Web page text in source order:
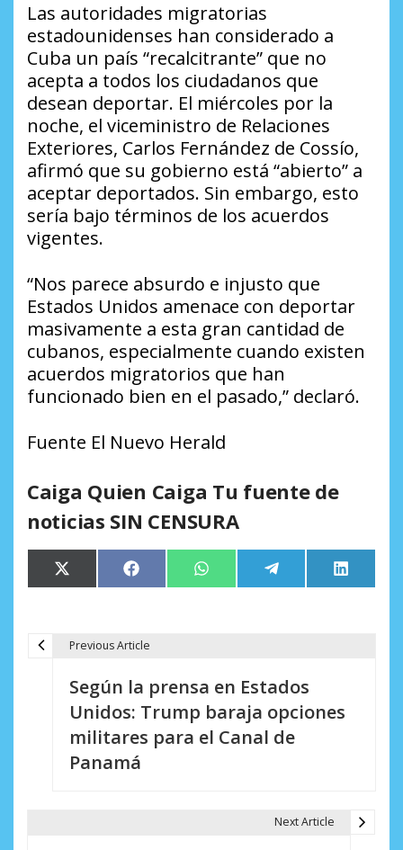
Las autoridades migratorias
estadounidenses han considerado a
Cuba un país “recalcitrante” que no
acepta a todos los ciudadanos que
desean deportar. El miércoles por la
noche, el viceministro de Relaciones
Exteriores, Carlos Fernández de Cossío,
afirmó que su gobierno está “abierto” a
aceptar deportados. Sin embargo, esto
sería bajo términos de los acuerdos
vigentes.
“Nos parece absurdo e injusto que
Estados Unidos amenace con deportar
masivamente a esta gran cantidad de
cubanos, especialmente cuando existen
acuerdos migratorios que han
funcionado bien en el pasado,” declaró.
Fuente El Nuevo Herald
Caiga Quien Caiga Tu fuente de
noticias SIN CENSURA
Compartir
en
X
(Twitter)
Compartir
en
Facebook Compartir
en
WhatsApp Compartir
en
Telegram
en
LinkedIn
Previous Article
Según la prensa en Estados
Unidos: Trump baraja opciones
militares para el Canal de
Panamá
Next Article